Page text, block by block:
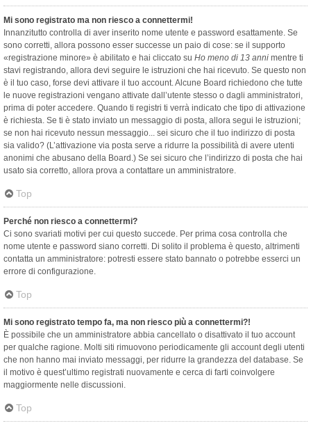
Mi sono registrato ma non riesco a connettermi!
Innanzitutto controlla di aver inserito nome utente e password esattamente. Se
sono corretti, allora possono esser successe un paio di cose: se il supporto
«registrazione minore» è abilitato e hai cliccato su Ho meno di 13 anni mentre ti
stavi registrando, allora devi seguire le istruzioni che hai ricevuto. Se questo non
è il tuo caso, forse devi attivare il tuo account. Alcune Board richiedono che tutte
le nuove registrazioni vengano attivate dall’utente stesso o dagli amministratori,
prima di poter accedere. Quando ti registri ti verrà indicato che tipo di attivazione
è richiesta. Se ti è stato inviato un messaggio di posta, allora segui le istruzioni;
se non hai ricevuto nessun messaggio... sei sicuro che il tuo indirizzo di posta
sia valido? (L’attivazione via posta serve a ridurre la possibilità di avere utenti
anonimi che abusano della Board.) Se sei sicuro che l’indirizzo di posta che hai
usato sia corretto, allora prova a contattare un amministratore.
Top
Perché non riesco a connettermi?
Ci sono svariati motivi per cui questo succede. Per prima cosa controlla che
nome utente e password siano corretti. Di solito il problema è questo, altrimenti
contatta un amministratore: potresti essere stato bannato o potrebbe esserci un
errore di configurazione.
Top
Mi sono registrato tempo fa, ma non riesco più a connettermi?!
È possibile che un amministratore abbia cancellato o disattivato il tuo account
per qualche ragione. Molti siti rimuovono periodicamente gli account degli utenti
che non hanno mai inviato messaggi, per ridurre la grandezza del database. Se
il motivo è quest’ultimo registrati nuovamente e cerca di farti coinvolgere
maggiormente nelle discussioni.
Top